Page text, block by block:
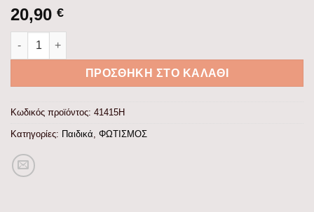
20,90 €
Clouds Green νύκτας πρίζας LED (41415H) ποσότητα
ΠΡΟΣΘΉΚΗ ΣΤΟ ΚΑΛΆΘΙ
Κωδικός προϊόντος: 41415H
Κατηγορίες: Παιδικά ΦΩΤΙΣΜΟΣ